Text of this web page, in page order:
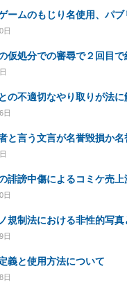
ームのもじり名使用、パ
日
の不適切なやり取りが法
日
日
規制法における非性的写
日
義と使用方法について
日